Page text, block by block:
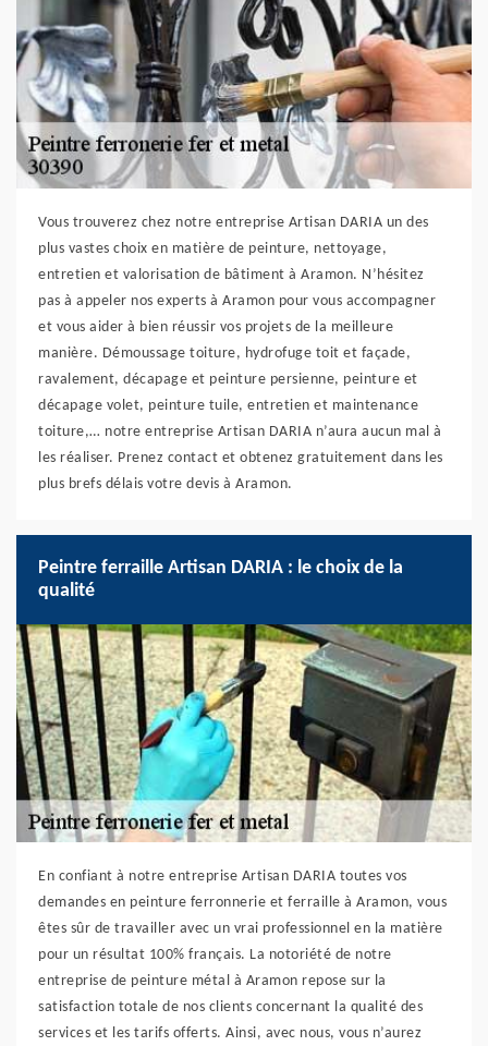
Vous trouverez chez notre entreprise Artisan DARIA un des
plus vastes choix en matière de peinture, nettoyage,
entretien et valorisation de bâtiment à Aramon. N’hésitez
pas à appeler nos experts à Aramon pour vous accompagner
et vous aider à bien réussir vos projets de la meilleure
manière. Démoussage toiture, hydrofuge toit et façade,
ravalement, décapage et peinture persienne, peinture et
décapage volet, peinture tuile, entretien et maintenance
toiture,… notre entreprise Artisan DARIA n’aura aucun mal à
les réaliser. Prenez contact et obtenez gratuitement dans les
plus brefs délais votre devis à Aramon.
Peintre ferraille Artisan DARIA : le choix de la
qualité
En confiant à notre entreprise Artisan DARIA toutes vos
demandes en peinture ferronnerie et ferraille à Aramon, vous
êtes sûr de travailler avec un vrai professionnel en la matière
pour un résultat 100% français. La notoriété de notre
entreprise de peinture métal à Aramon repose sur la
satisfaction totale de nos clients concernant la qualité des
services et les tarifs offerts. Ainsi, avec nous, vous n’aurez